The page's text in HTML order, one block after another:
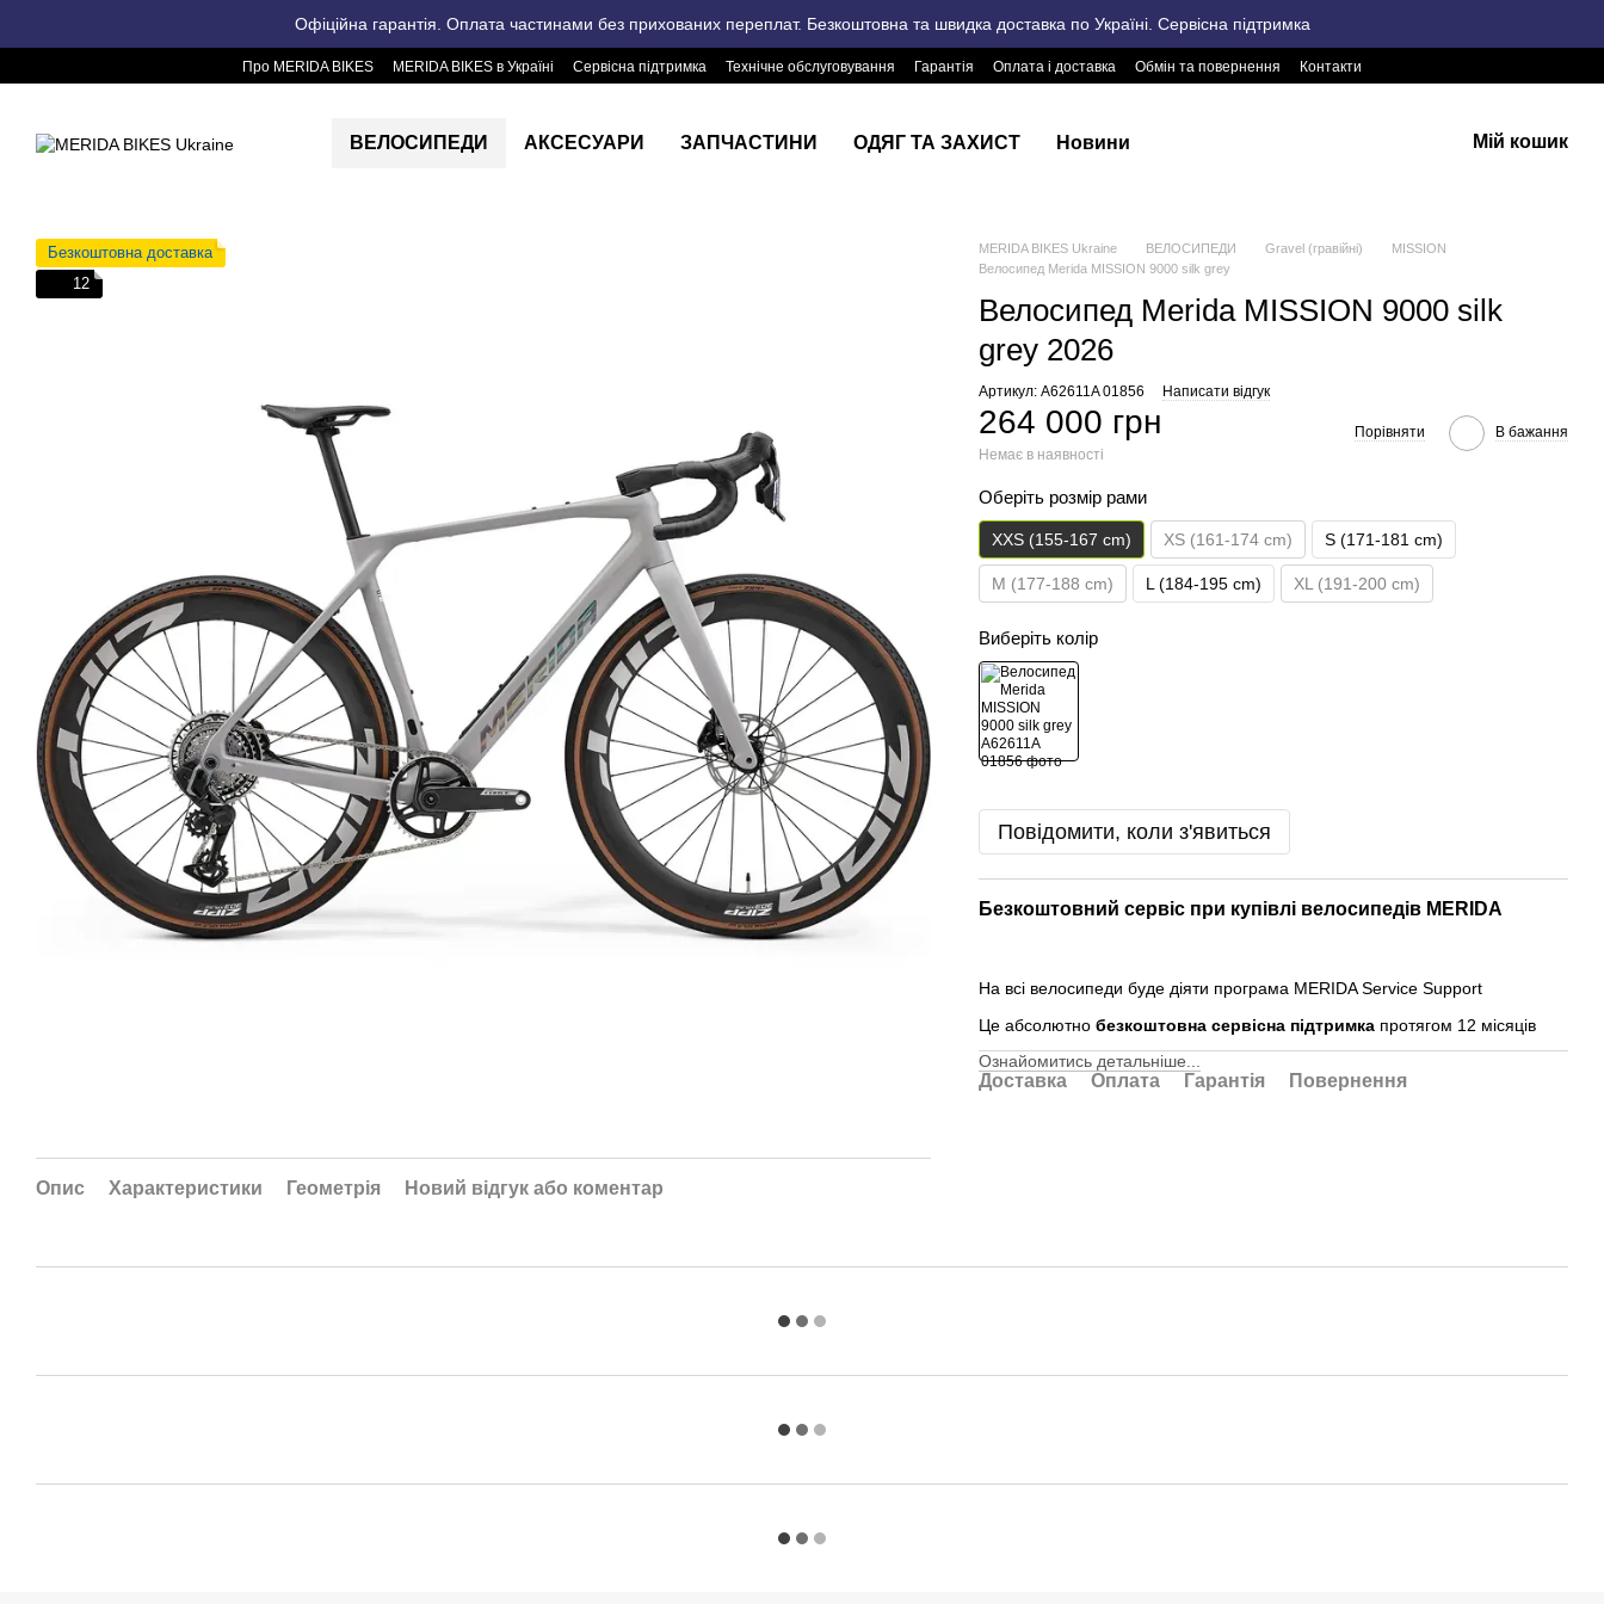
Офіційна гарантія. Оплата частинами без прихованих переплат. Безкоштовна та швидка доставка по Україні. Сервісна підтримка
Про MERIDA BIKES MERIDA BIKES в Україні Сервісна підтримка Технічне обслуговування Гарантія Оплата і доставка Обмін та повернення Контакти
ВЕЛОСИПЕДИ АКСЕСУАРИ ЗАПЧАСТИНИ ОДЯГ ТА ЗАХИСТ Новини Мій кошик
Безкоштовна доставка
12
Опис Характеристики Геометрія Новий відгук або коментар
MERIDA BIKES Ukraine ВЕЛОСИПЕДИ Gravel (гравійні)
MISSION
Велосипед Merida MISSION 9000 silk grey
Велосипед Merida MISSION 9000 silk
grey 2026
Артикул: A62611A 01856 Написати відгук
264 000 грн
Немає в наявності
Порівняти В бажання
Оберіть розмір рами
XXS (155-167 cm) XS (161-174 cm) S (171-181 cm)
M (177-188 cm) L (184-195 cm) XL (191-200 cm)
Виберіть колір
Повідомити, коли з'явиться
Безкоштовний сервіс при купівлі велосипедів MERIDA
На всі велосипеди буде діяти програма MERIDA Service Support
Це абсолютнобезкоштовна сервісна підтримка протягом 12 місяців
Ознайомитись детальніше...
Доставка Оплата Гарантія Повернення